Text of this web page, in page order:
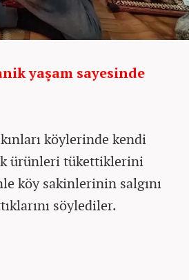
yaşam sayesinde
köylerinde kendi
ürünleri tükettiklerini
köy sakinlerinin salgını
söylediler.